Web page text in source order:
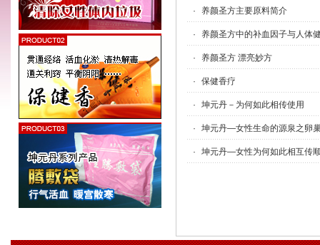
· 养颜圣方主要原料简介
· 养颜圣方中的补血因子与人体
· 养颜圣方 漂亮妙方
· 保健香疗
· 坤元丹－为何如此相传使用
· 坤元丹—女性生命的源泉之卵
· 坤元丹—女性为何如此相互传